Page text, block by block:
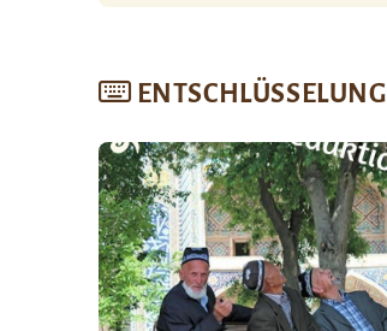
ENTSCHLÜSSELUNG